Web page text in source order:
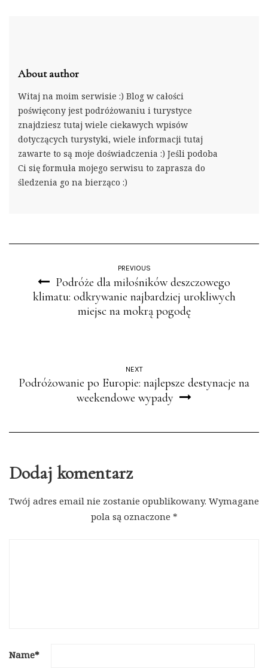
About author
Witaj na moim serwisie :) Blog w całości
poświęcony jest podróżowaniu i turystyce
znajdziesz tutaj wiele ciekawych wpisów
dotyczących turystyki, wiele informacji tutaj
zawarte to są moje doświadczenia :) Jeśli podoba
Ci się formuła mojego serwisu to zaprasza do
śledzenia go na bierząco :)
PREVIOUS
Podróże dla miłośników deszczowego
klimatu: odkrywanie najbardziej urokliwych
miejsc na mokrą pogodę
NEXT
Podróżowanie po Europie: najlepsze destynacje na
weekendowe wypady
Dodaj komentarz
Twój adres email nie zostanie opublikowany. Wymagane
pola są oznaczone *
Name*